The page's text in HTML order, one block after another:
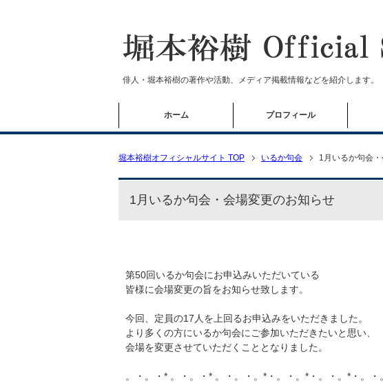
俳人・堀本裕樹の著作や活動、メディア掲載情報などを紹介します。
ホーム プロフィール
堀本裕樹オフィシャルサイト TOP いるか句会 1月いるか句会
1月いるか句会・会場変更のお知らせ
第50回いるか句会にお申込みいただいている
皆様に会場変更の旨をお知らせ致します。
今回、定員の17人を上回るお申込みをいただきました。
より多くの方にいるか句会にご参加いただきたいと思い、
会場を変更させていただくこととなりました。
。・。・* 。・。・* 。・。・。*・。・。*・。・。*・。・